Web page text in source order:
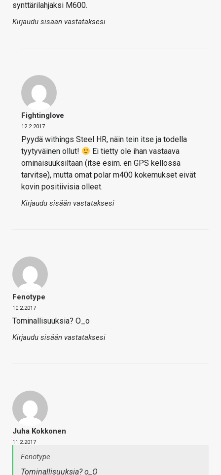
synttärilahjaksi M600.
Kirjaudu sisään vastataksesi
Fightinglove
12.2.2017
Pyydä withings Steel HR, näin tein itse ja todella
tyytyväinen ollut!
Ei tietty ole ihan vastaava
ominaisuuksiltaan (itse esim. en GPS kellossa
tarvitse), mutta omat polar m400 kokemukset eivät
kovin positiivisia olleet.
Kirjaudu sisään vastataksesi
Fenotype
10.2.2017
Tominallisuuksia? O_o
Kirjaudu sisään vastataksesi
Juha Kokkonen
11.2.2017
Fenotype
Tominallisuuksia? o_O